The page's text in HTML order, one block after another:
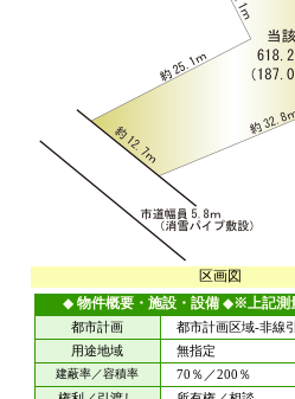
区画図
◆ 物件概要・施設・設備◆※上記測
都市計画 都市計画区域-非線
用途地域
無指定
建蔽率／容積率 70％／200％